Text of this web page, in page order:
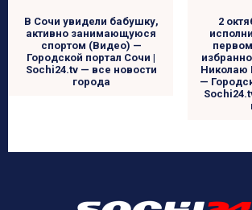
В Сочи увидели бабушку,
активно занимающуюся
спортом (Видео) —
Городской портал Сочи |
Sochi24.tv — все новости
города
2
Николаю
—